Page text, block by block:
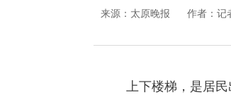
来源： 太原晚报 作者：记
上下楼梯，是居民出